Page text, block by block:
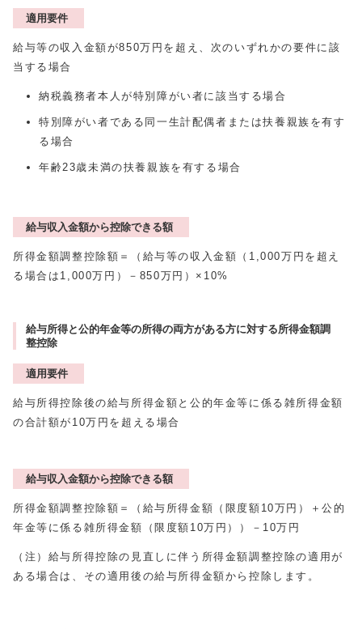
適用要件
給与等の収入金額が850万円を超え、次のいずれかの要件に該
当する場合
納税義務者本人が特別障がい者に該当する場合
特別障がい者である同一生計配偶者または扶養親族を有す
る場合
年齢23歳未満の扶養親族を有する場合
給与収入金額から控除できる額
所得金額調整控除額＝（給与等の収入金額（1,000万円を超え
る場合は1,000万円）－850万円）×10%
給与所得と公的年金等の所得の両方がある方に対する所得金額調
整控除
適用要件
給与所得控除後の給与所得金額と公的年金等に係る雑所得金額
の合計額が10万円を超える場合
給与収入金額から控除できる額
所得金額調整控除額＝（給与所得金額（限度額10万円）＋公的
年金等に係る雑所得金額（限度額10万円））－10万円
（注）給与所得控除の見直しに伴う所得金額調整控除の適用が
ある場合は、その適用後の給与所得金額から控除します。